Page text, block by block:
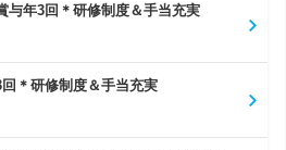
与年3回＊研修制度＆手当充実
＊研修制度＆手当充実